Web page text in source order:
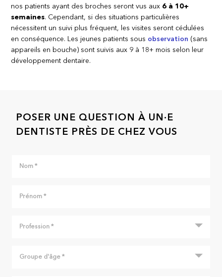
nos patients ayant des broches seront vus aux 6 à 10+
semaines. Cependant, si des situations particulières
nécessitent un suivi plus fréquent, les visites seront cédulées
en conséquence. Les jeunes patients sous observation (sans
appareils en bouche) sont suivis aux 9 à 18+ mois selon leur
développement dentaire.
POSER UNE QUESTION À UN·E
DENTISTE PRÈS DE CHEZ VOUS